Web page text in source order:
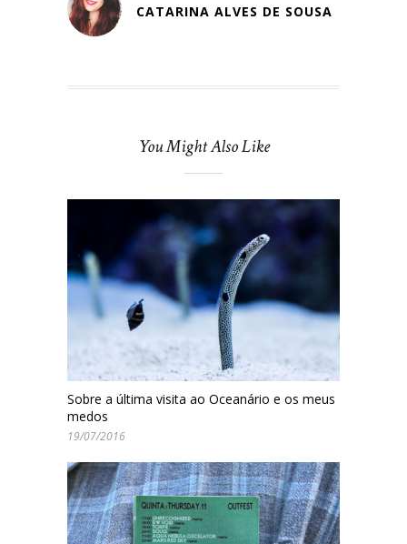
CATARINA ALVES DE SOUSA
You Might Also Like
Sobre a última visita ao Oceanário e os meus
medos
19/07/2016